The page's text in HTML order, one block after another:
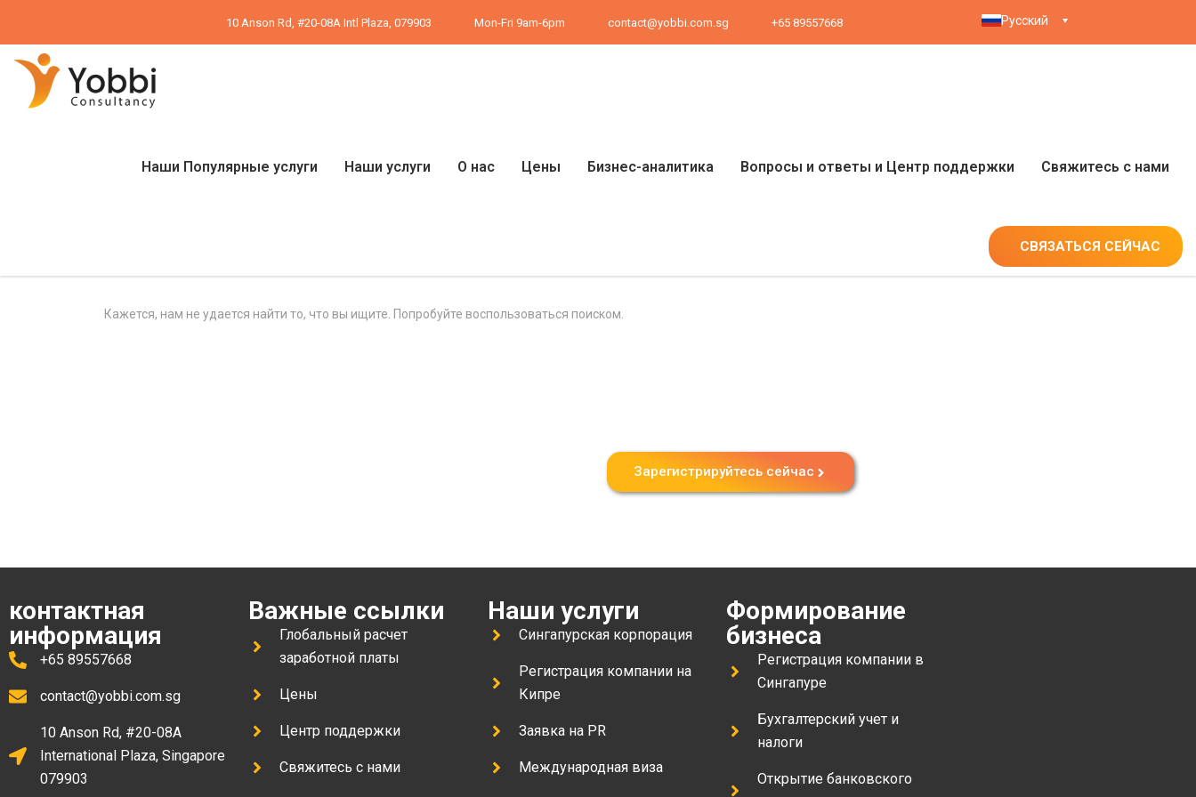
Русский
10 Anson Rd, #20-08A Intl Plaza, 079903 Mon-Fri 9am-6pm contact@yobbi.com.sg +65 89557668
Наши Популярные услуги Наши услуги О нас Цены Бизнес-аналитика Вопросы и ответы и Центр поддержки Свяжитесь с нами
СВЯЗАТЬСЯ СЕЙЧАС
Кажется, нам не удается найти то, что вы ищите. Попробуйте воспользоваться поиском.
Зарегистрируйтесь сейчас
контактная
информация
+65 89557668
contact@yobbi.com.sg
10 Anson Rd, #20-08A
International Plaza, Singapore
079903
Важные ссылки
Глобальный расчет
заработной платы
Цены
Центр поддержки
Свяжитесь с нами
Наши услуги
Сингапурская корпорация
Регистрация компании на
Кипре
Заявка на PR
Международная виза
Формирование
бизнеса
Регистрация компании в
Сингапуре
Бухгалтерский учет и
налоги
Открытие банковского